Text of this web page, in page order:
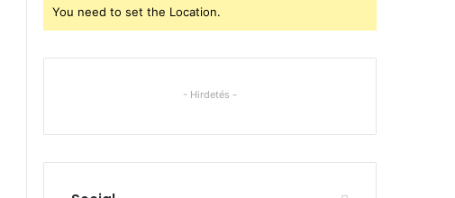
You need to set the Location.
- Hirdetés -